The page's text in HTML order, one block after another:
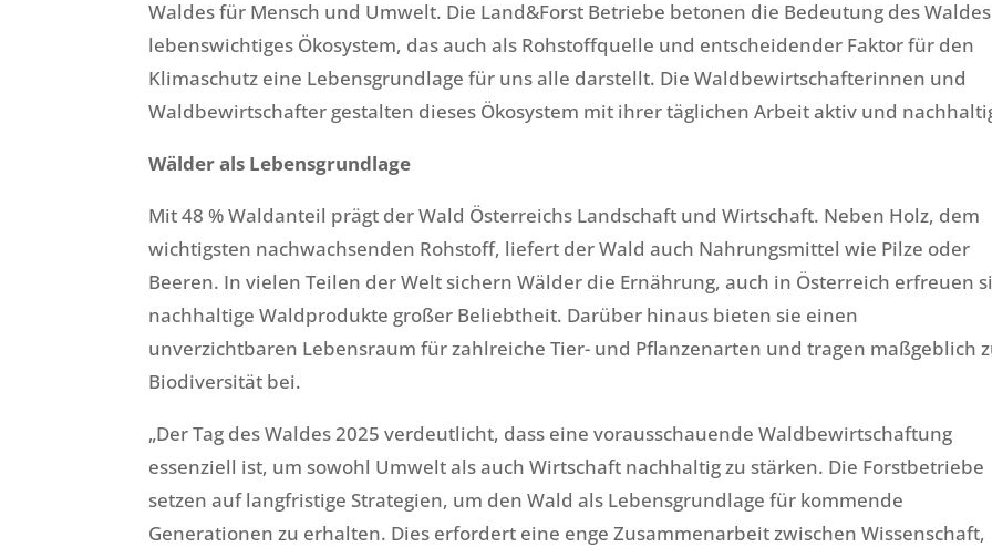
Waldes für Mensch und Umwelt. Die Land&Forst Betriebe betonen die Bedeutung des
lebenswichtiges Ökosystem, das auch als Rohstoffquelle und entscheidender Faktor für den
Klimaschutz eine Lebensgrundlage für uns alle darstellt. Die Waldbewirtschafterinnen und
Waldbewirtschafter gestalten dieses Ökosystem mit ihrer täglichen Arbeit aktiv und
Wälder als Lebensgrundlage
Mit 48 % Waldanteil prägt der Wald Österreichs Landschaft und Wirtschaft. Neben Holz, dem
wichtigsten nachwachsenden Rohstoff, liefert der Wald auch Nahrungsmittel wie Pilze oder
Beeren. In vielen Teilen der Welt sichern Wälder die Ernährung, auch in Österreich erfreuen
nachhaltige Waldprodukte großer Beliebtheit. Darüber hinaus bieten sie einen
unverzichtbaren Lebensraum für zahlreiche Tier- und Pflanzenarten und tragen maßgeblich
Biodiversität bei.
„Der Tag des Waldes 2025 verdeutlicht, dass eine vorausschauende Waldbewirtschaftung
essenziell ist, um sowohl Umwelt als auch Wirtschaft nachhaltig zu stärken. Die Forstbetriebe
setzen auf langfristige Strategien, um den Wald als Lebensgrundlage für kommende
Generationen zu erhalten. Dies erfordert eine enge Zusammenarbeit zwischen Wissenschaft,